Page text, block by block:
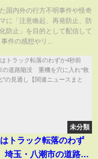
る…
国内外の行方不明事件や怪奇
に「注意喚起、再発防止、防
防止」を目的として配信して
件の感想やリ...
未分類
トラック転落のわず
玉・八潮市の道路陥